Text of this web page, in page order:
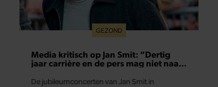
GEZOND
Media kritisch op Jan Smit: “Dertig
jaar carrière en de pers mag niet naar
binnen”
De jubileumconcerten van Jan Smit in